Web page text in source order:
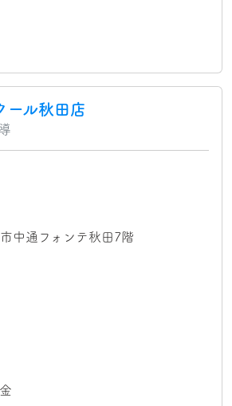
ール秋田店
中通フォンテ秋田7階